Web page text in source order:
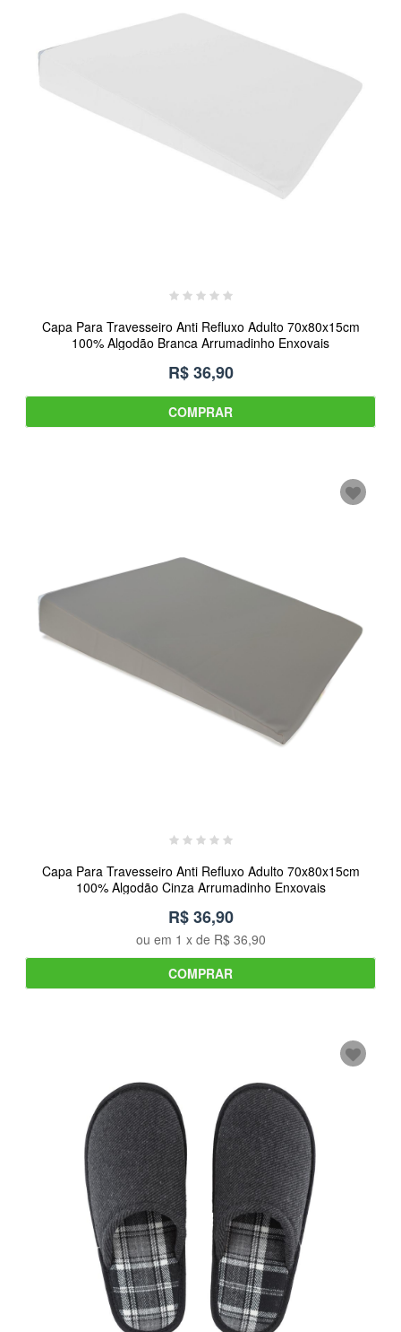
Capa Para Travesseiro Anti Refluxo Adulto 70x80x15cm
100% Algodão Branca Arrumadinho Enxovais
R$ 36,90
COMPRAR
Capa Para Travesseiro Anti Refluxo Adulto 70x80x15cm
100% Algodão Cinza Arrumadinho Enxovais
R$ 36,90
ou em 1 x de R$ 36,90
COMPRAR